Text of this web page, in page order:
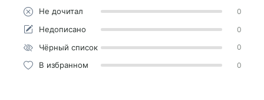
Не дочитал 0
Недописано 0
Чёрный список 0
В избранном 0